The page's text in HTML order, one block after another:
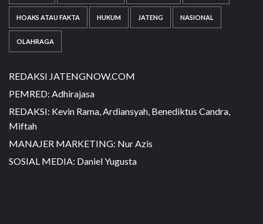
HOAKS ATAU FAKTA HUKUM JATENG NASIONAL
OLAHRAGA
REDAKSI JATENGNOW.COM
PEMRED: Adhirajasa
REDAKSI: Kevin Rama, Ardiansyah, Benediktus Candra,
Miftah
MANAJER MARKETING: Nur Azis
SOSIAL MEDIA: Daniel Yugusta